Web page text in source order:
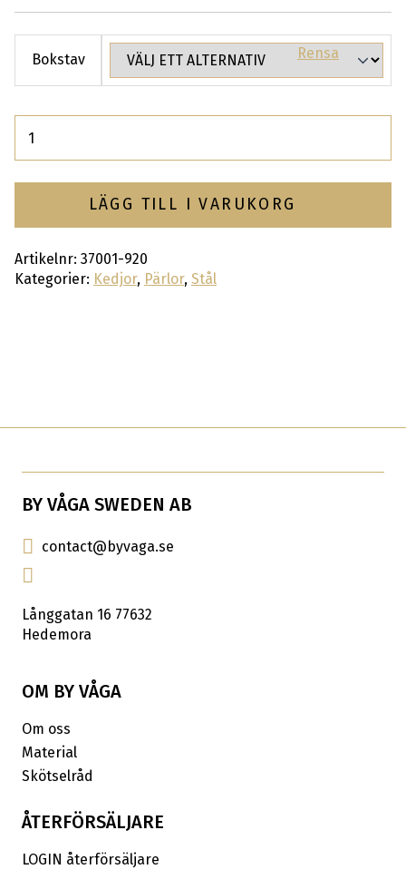
Bokstav Rensa
LÄGG TILL I VARUKORG
Artikelnr: 37001-920
Kategorier: Kedjor, Pärlor, Stål
BY VÅGA SWEDEN AB
contact@byvaga.se
Långgatan 16 77632
Hedemora
OM BY VÅGA
Om oss
Material
Skötselråd
ÅTERFÖRSÄLJARE
LOGIN återförsäljare